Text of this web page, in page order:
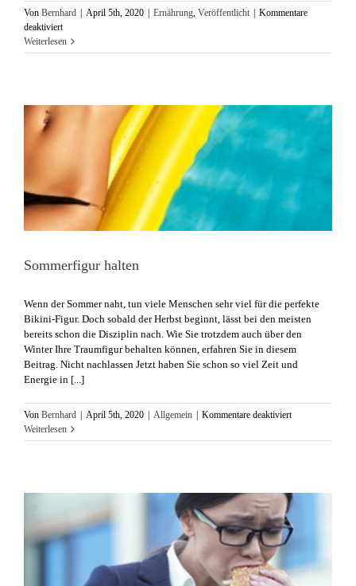
Von Bernhard April 5th, 2020 Ernährung, Veröffentlicht
Kommentare
deaktiviertfür
Ernährungsdschungel
Weiterlesen
Sommerfigur halten
​Wenn der Sommer naht, tun viele Menschen sehr viel für die perfekte
Bikini-Figur. Doch sobald der Herbst beginnt, lässt bei den meisten
bereits schon die Disziplin nach. Wie Sie trotzdem auch über den
Winter Ihre Traumfigur behalten können, erfahren Sie in diesem
Beitrag. Nicht nachlassen Jetzt haben Sie schon so viel Zeit und
Energie in [...]
Von Bernhard | April 5th, 2020 | Allgemein | Kommentare deaktiviertfür
halten
Weiterlesen